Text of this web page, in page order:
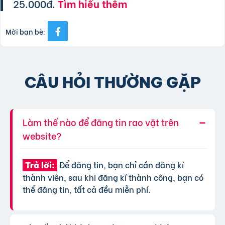
25.000đ.Tìm hiểu thêm
Mời bạn bè:
CÂU HỎI THƯỜNG GẶP
Làm thế nào để đăng tin rao vặt trên
website?
Trả lời: Để đăng tin, bạn chỉ cần đăng kí
thành viên, sau khi đăng kí thành công, bạn có
thể đăng tin, tất cả đều miễn phí.